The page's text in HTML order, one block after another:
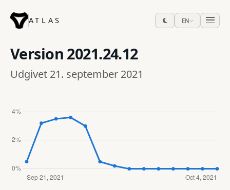
ATLAS EN
Version 2021.24.12
Udgivet 21. september 2021